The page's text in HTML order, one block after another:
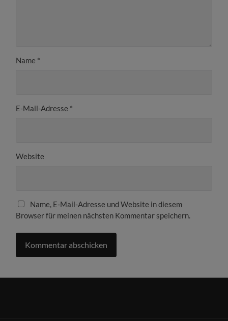
Name *
E-Mail-Adresse *
Website
Name, E-Mail-Adresse und Website in diesem
Browser für meinen nächsten Kommentar speichern.